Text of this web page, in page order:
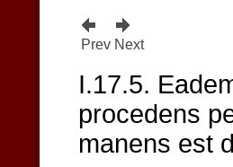
Prev Next
I.17.5.
procedens
manens est